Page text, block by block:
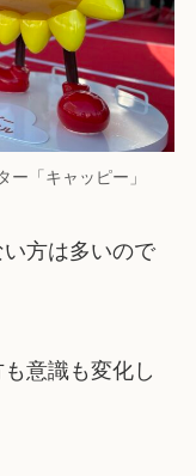
ー「キャッピー」
方は多いので
意識も変化し